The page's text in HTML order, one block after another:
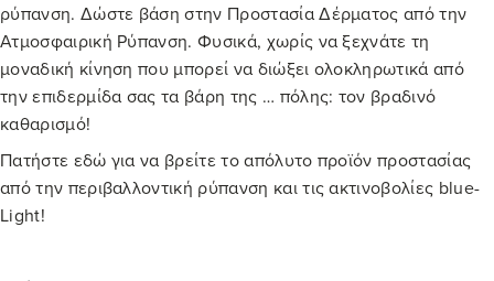
ρύπανση. Δώστε βάση στην Προστασία Δέρματος από την
Ατμοσφαιρική Ρύπανση. Φυσικά, χωρίς να ξεχνάτε τη
μοναδική κίνηση που μπορεί να διώξει ολοκληρωτικά από
την επιδερμίδα σας τα βάρη της … πόλης: τον βραδινό
καθαρισμό!
Πατήστε εδώ για να βρείτε το απόλυτο προϊόν προστασίας
από την περιβαλλοντική ρύπανση και τις ακτινοβολίες blue-
Light!